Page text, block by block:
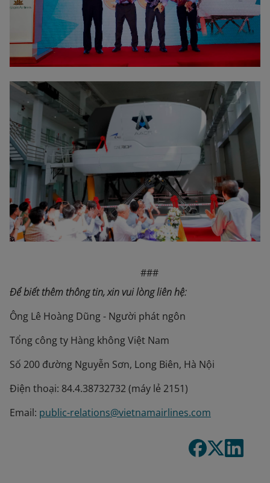
###
Để biết thêm thông tin, xin vui lòng liên hệ:
Ông Lê Hoàng Dũng - Người phát ngôn
Tổng công ty Hàng không Việt Nam
Số 200 đường Nguyễn Sơn, Long Biên, Hà Nội
Điện thoại: 84.4.38732732 (máy lẻ 2151)
Email: public-relations@vietnamairlines.com